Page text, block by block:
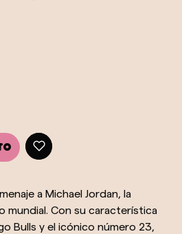
a Michael Jordan, la
mundial. Con su característica
Bulls y el icónico número 23,